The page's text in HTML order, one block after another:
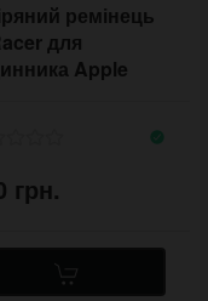
ремінець
для
Apple
грн.